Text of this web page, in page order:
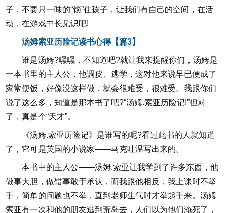
子，不要只一味的“锁”住孩子，让我们有自己的空间，在活
动，在游戏中长见识吧!
汤姆索亚历险记读书心得【篇3】
谁是汤姆?嘿嘿，不知道吧?就让我来提醒你们，汤姆是
一本书里的主人公，他调皮、逃学，这对他来说早已便成了
家常便饭，好像没这样做，就会很难受，很难受。我跟你们
说了这么多，知道是那本书了吧?“汤姆.索亚历险记!”但对
了，真是个“天才”。
《汤姆.索亚历险记》是谁写的呢?看过此书的人就知道
了，它可是英国的小说家——马克吐温写出来的。
本书中的主人公——汤姆.索亚让我学到了许多东西，他
做事大胆，做错事敢于承认，而我跟他相反，我上课时不举
手，简单的问题也不举，直到老师生气时才举起手来。汤姆
索亚有一次和他的朋友逃到荒岛去，人们以为他们淹死了，